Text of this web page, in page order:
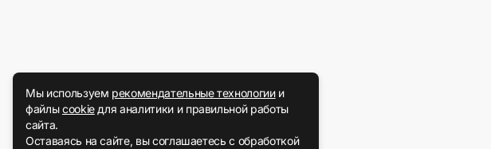
Мы используем рекомендательные технологиии
файлыcookieдля аналитики и правильной работы
сайта.
Оставаясь на сайте, вы соглашаетесь с обработкой